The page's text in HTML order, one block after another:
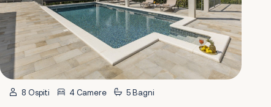
8 Ospiti 4 Camere 5 Bagni